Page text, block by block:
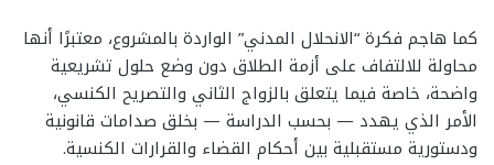
كما هاجم فكرة “الانحلال المدني” الواردة بالمشروع، معتبرًا أنها
محاولة للالتفاف على أزمة الطلاق دون وضع حلول تشريعية
واضحة، خاصة فيما يتعلق بالزواج الثاني والتصريح الكنسي،
الأمر الذي يهدد — بحسب الدراسة — بخلق صدامات قانونية
ودستورية مستقبلية بين أحكام القضاء والقرارات الكنسية.